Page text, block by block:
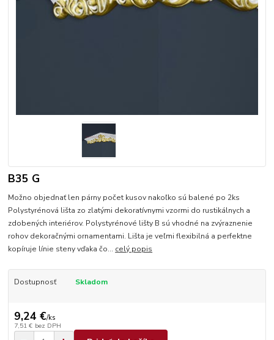
B35 G
Možno objednať len párny počet kusov nakoľko sú balené po 2ks
Polystyrénová lišta zo zlatými dekoratívnymi vzormi do rustikálnych a
zdobených interiérov. Polystyrénové lišty B sú vhodné na zvýraznenie
rohov dekoračnými ornamentami. Lišta je veľmi flexibilná a perfektne
kopíruje línie steny vďaka čo... celý popis
Dostupnosť Skladom
9,24 €/ks
7,51 € bez DPH